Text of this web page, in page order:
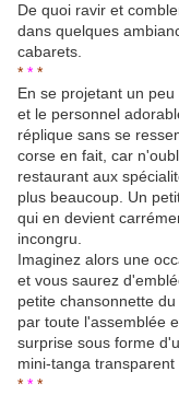
De quoi ravir et
dans quelques
cabarets.
* * *
En se projetant un
et le personnel
réplique sans se
corse en fait, car
restaurant aux
plus beaucoup. Un
qui en devient
incongru.
Imaginez alors une
et vous saurez
petite chansonnette
par toute l'assemblée
surprise sous forme
mini-tanga transparent
* * *